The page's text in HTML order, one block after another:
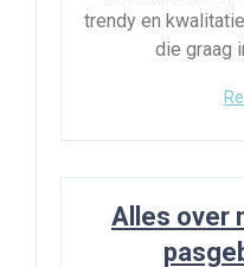
trendy en
die graag
Alles over